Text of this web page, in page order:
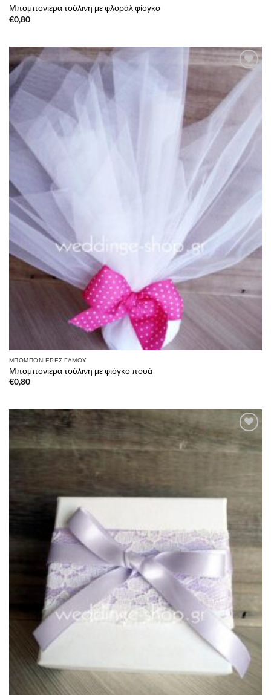
Μπομπονιέρα τούλινη με φλοράλ φίογκο
€0,80
Πρόσθήκη
στην λίστα
επιθυμιών
ΜΠΟΜΠΟΝΙΈΡΕΣ ΓΆΜΟΥ
Μπομπονιέρα τούλινη με φιόγκο πουά
€0,80
Πρόσθήκη
στην λίστα